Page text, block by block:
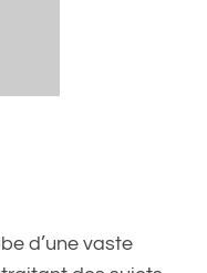
d’une vaste